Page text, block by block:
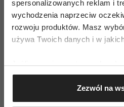
spersonalizowanych reklam i
wychodzenia naprzeciw
rozwoju produktów. Masz
używa Twoich danych i w
Jeśli wyrazisz na to zgodę,
Gromadzić dane
geograficznej z
Identyfikować Twoje
Zezwól na